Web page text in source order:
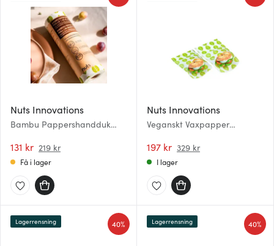
Nuts Innovations
Bambu Pappershandduk
131 kr 219 kr
Få i lager
Nuts Innovations
Veganskt Vaxpapper
197 kr 329 kr
I lager
40%
Lagerrensning 40%
Lagerrensning